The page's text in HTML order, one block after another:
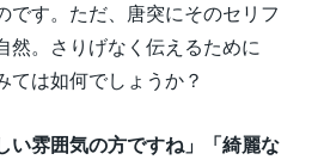
です。ただ、唐突にそのセリフ
然。さりげなく伝えるために
ては如何でしょうか？
い雰囲気の方ですね」「綺麗な